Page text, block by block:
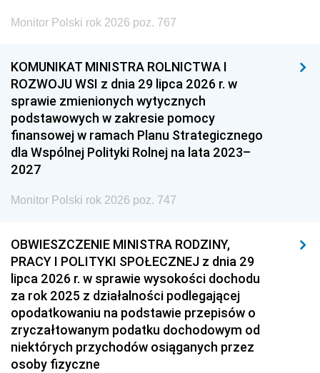
Monitor Polski rok 2026 poz. 767
KOMUNIKAT MINISTRA ROLNICTWA I
ROZWOJU WSI z dnia 29 lipca 2026 r. w
sprawie zmienionych wytycznych
podstawowych w zakresie pomocy
finansowej w ramach Planu Strategicznego
dla Wspólnej Polityki Rolnej na lata 2023–
2027
Monitor Polski rok 2026 poz. 747
OBWIESZCZENIE MINISTRA RODZINY,
PRACY I POLITYKI SPOŁECZNEJ z dnia 29
lipca 2026 r. w sprawie wysokości dochodu
za rok 2025 z działalności podlegającej
opodatkowaniu na podstawie przepisów o
zryczałtowanym podatku dochodowym od
niektórych przychodów osiąganych przez
osoby fizyczne